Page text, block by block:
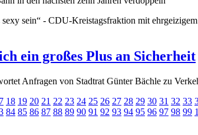
sexy sein“ - CDU-Kreistagsfraktion mit
ein großes Plus an Sicherheit
Anfragen von Stadtrat Günter Bächle zu
18 19 20 21 22 23 24 25 26 27 28 29 30 31 32 33
84 85 86 87 88 89 90 91 92 93 94 95 96 97 98 99